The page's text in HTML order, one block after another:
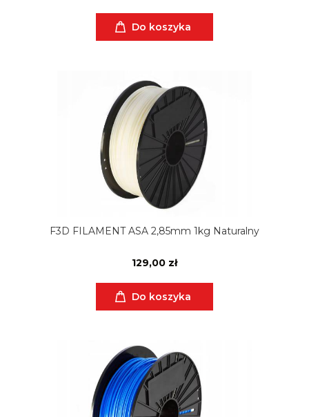
Do koszyka
F3D FILAMENT ASA 2,85mm 1kg Naturalny
129,00 zł
Do koszyka